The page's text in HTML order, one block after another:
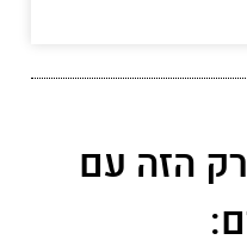
הזה עם